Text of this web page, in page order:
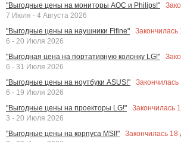
"Выгодные цены на мониторы AOC и Philips!"
7 Июля - 4 Августа 2026
"Выгодные цены на наушники Fifine"
Закончилась
6 - 20 Июля 2026
"Выгодная цена на портативную колонку LG!"
6 - 31 Июля 2026
"Выгодные цены на ноутбуки ASUS!"
Закончилась
6 - 19 Июля 2026
"Выгодные цены на проекторы LG!"
Закончилась
3 - 20 Июля 2026
"Выгодные цены на корпуса MSI!"
Закончилась 18